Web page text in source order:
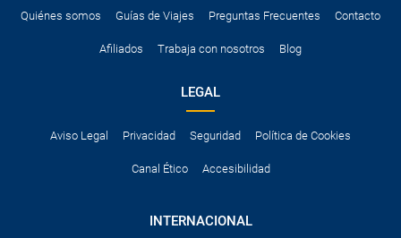
Quiénes somos Guías de Viajes Preguntas Frecuentes Contacto
Afiliados Trabaja con nosotros Blog
LEGAL
Aviso Legal Privacidad Seguridad Política de Cookies
Canal Ético Accesibilidad
INTERNACIONAL